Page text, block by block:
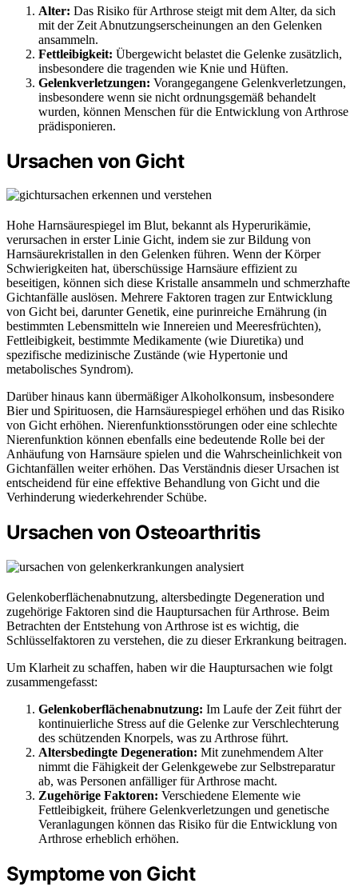
Alter: Das Risiko für Arthrose steigt mit dem Alter, da sich
mit der Zeit Abnutzungserscheinungen an den Gelenken
ansammeln.
Fettleibigkeit: Übergewicht belastet die Gelenke zusätzlich,
insbesondere die tragenden wie Knie und Hüften.
Gelenkverletzungen: Vorangegangene Gelenkverletzungen,
insbesondere wenn sie nicht ordnungsgemäß behandelt
wurden, können Menschen für die Entwicklung von Arthrose
prädisponieren.
Ursachen von Gicht
Hohe Harnsäurespiegel im Blut, bekannt als Hyperurikämie,
verursachen in erster Linie Gicht, indem sie zur Bildung von
Harnsäurekristallen in den Gelenken führen. Wenn der Körper
Schwierigkeiten hat, überschüssige Harnsäure effizient zu
beseitigen, können sich diese Kristalle ansammeln und schmerzhafte
Gichtanfälle auslösen. Mehrere Faktoren tragen zur Entwicklung
von Gicht bei, darunter Genetik, eine purinreiche Ernährung (in
bestimmten Lebensmitteln wie Innereien und Meeresfrüchten),
Fettleibigkeit, bestimmte Medikamente (wie Diuretika) und
spezifische medizinische Zustände (wie Hypertonie und
metabolisches Syndrom).
Darüber hinaus kann übermäßiger Alkoholkonsum, insbesondere
Bier und Spirituosen, die Harnsäurespiegel erhöhen und das Risiko
von Gicht erhöhen. Nierenfunktionsstörungen oder eine schlechte
Nierenfunktion können ebenfalls eine bedeutende Rolle bei der
Anhäufung von Harnsäure spielen und die Wahrscheinlichkeit von
Gichtanfällen weiter erhöhen. Das Verständnis dieser Ursachen ist
entscheidend für eine effektive Behandlung von Gicht und die
Verhinderung wiederkehrender Schübe.
Ursachen von Osteoarthritis
Gelenkoberflächenabnutzung, altersbedingte Degeneration und
zugehörige Faktoren sind die Hauptursachen für Arthrose. Beim
Betrachten der Entstehung von Arthrose ist es wichtig, die
Schlüsselfaktoren zu verstehen, die zu dieser Erkrankung beitragen.
Um Klarheit zu schaffen, haben wir die Hauptursachen wie folgt
zusammengefasst:
Gelenkoberflächenabnutzung: Im Laufe der Zeit führt der
kontinuierliche Stress auf die Gelenke zur Verschlechterung
des schützenden Knorpels, was zu Arthrose führt.
Altersbedingte Degeneration: Mit zunehmendem Alter
nimmt die Fähigkeit der Gelenkgewebe zur Selbstreparatur
ab, was Personen anfälliger für Arthrose macht.
Zugehörige Faktoren: Verschiedene Elemente wie
Fettleibigkeit, frühere Gelenkverletzungen und genetische
Veranlagungen können das Risiko für die Entwicklung von
Arthrose erheblich erhöhen.
Symptome von Gicht